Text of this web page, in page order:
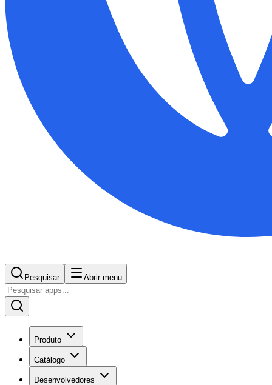
Pesquisar Abrir menu
Produto
Catálogo
Desenvolvedores